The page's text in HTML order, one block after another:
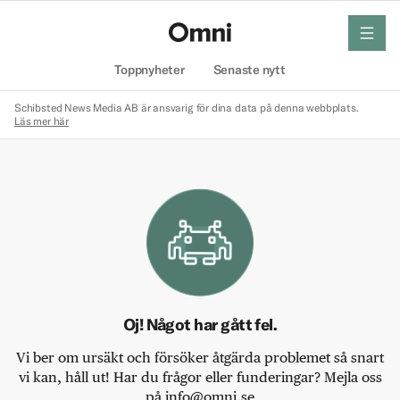
Toppnyheter Senaste nytt
meny
Schibsted News Media AB är ansvarig för dina data på denna webbplats.
Läs mer här
Oj! Något har gått fel.
Vi ber om ursäkt och försöker åtgärda problemet så snart
vi kan, håll ut! Har du frågor eller funderingar? Mejla oss